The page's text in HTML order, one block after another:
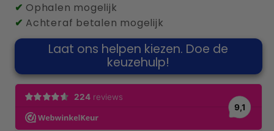
✔ Ophalen mogelijk
✔ Achteraf betalen mogelijk
Laat ons helpen kiezen. Doe de
keuzehulp!